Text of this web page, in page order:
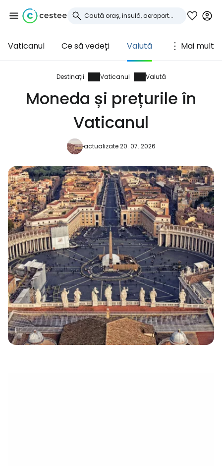
Vaticanul Ce să vedeți Valută Mai mult
Destinații Vaticanul Valută
Moneda și prețurile în
Vaticanul
actualizate 20. 07. 2026
Conectați-vă la
Cestee
... comunitatea mondială a călătorilor
Continuați cu Facebook
Continuați cu e-mailul